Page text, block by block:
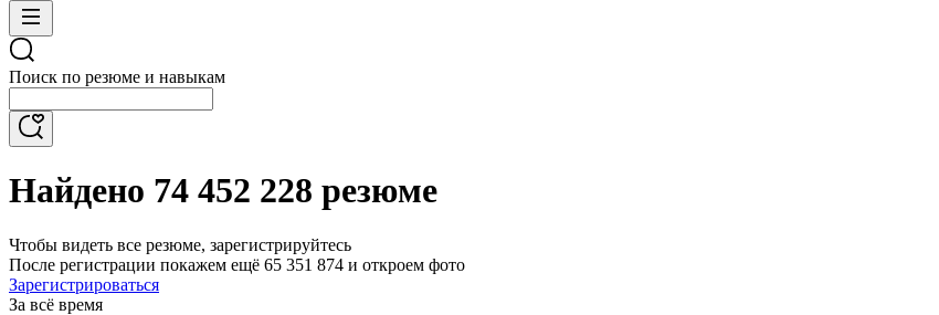
Поиск по резюме и навыкам
Найдено 74 452 228 резюме
Чтобы видеть все резюме, зарегистрируйтесь
После регистрации покажем ещё 65 351 874 и откроем фото
Зарегистрироваться
За всё время